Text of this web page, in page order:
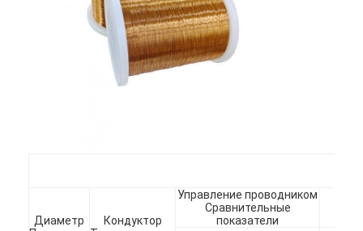
Диаметр
Кондуктор
Управление проводником
Сравнительные
показатели